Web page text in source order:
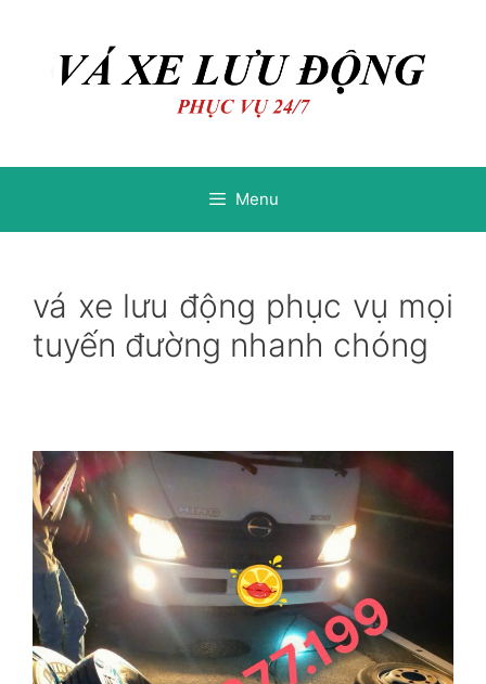
Menu
vá xe lưu động phục vụ mọi
tuyến đường nhanh chóng